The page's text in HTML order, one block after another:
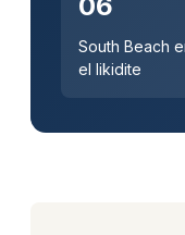
South Beach
el likidite